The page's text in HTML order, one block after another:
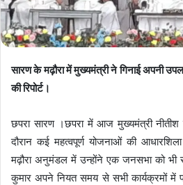
सारण के मढ़ौरा में मुख्यमंत्री ने गिनाई अपनी
की रिपोर्ट।
छपरा सारण ।छपरा में आज मुख्यमंत्री
दौरान कई महत्वपूर्ण योजनाओं की
मढ़ौरा अनुमंडल में उन्होंने एक जनसभा को भी
कुमार अपने नियत समय से सभी कार्यक्रमों में